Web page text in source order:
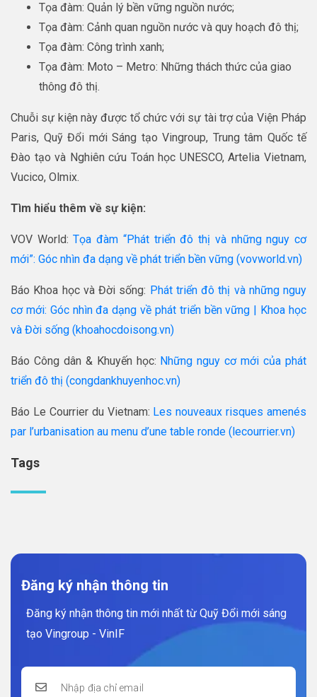
Tọa đàm: Quản lý bền vững nguồn nước;
Tọa đàm: Cảnh quan nguồn nước và quy hoạch đô thị;
Tọa đàm: Công trình xanh;
Tọa đàm: Moto – Metro: Những thách thức của giao
thông đô thị.
Chuỗi sự kiện này được tổ chức với sự tài trợ của Viện Pháp
Paris, Quỹ Đổi mới Sáng tạo Vingroup, Trung tâm Quốc tế
Đào tạo và Nghiên cứu Toán học UNESCO, Artelia Vietnam,
Vucico, Olmix.
Tìm hiểu thêm về sự kiện:
VOV World:Tọa đàm “Phát triển đô thị và những nguy cơ
mới”: Góc nhìn đa dạng về phát triển bền vững (vovworld.vn)
Báo Khoa học và Đời sống: Phát triển đô thị và những nguy
cơ mới: Góc nhìn đa dạng về phát triển bền vững | Khoa học
và Đời sống (khoahocdoisong.vn)
Báo Công dân & Khuyến học: Những nguy cơ mới của phát
triển đô thị (congdankhuyenhoc.vn)
Báo Le Courrier du Vietnam: Les nouveaux risques amenés
par l’urbanisation au menu d’une table ronde (lecourrier.vn)
Tags
Đăng ký nhận thông tin
Đăng ký nhận thông tin mới nhất từ Quỹ Đổi mới sáng
tạo Vingroup - VinIF